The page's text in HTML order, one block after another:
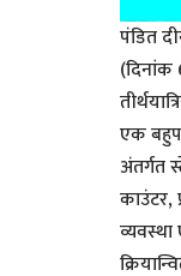
पंडित
एक
अंतर्गत
काउंटर,